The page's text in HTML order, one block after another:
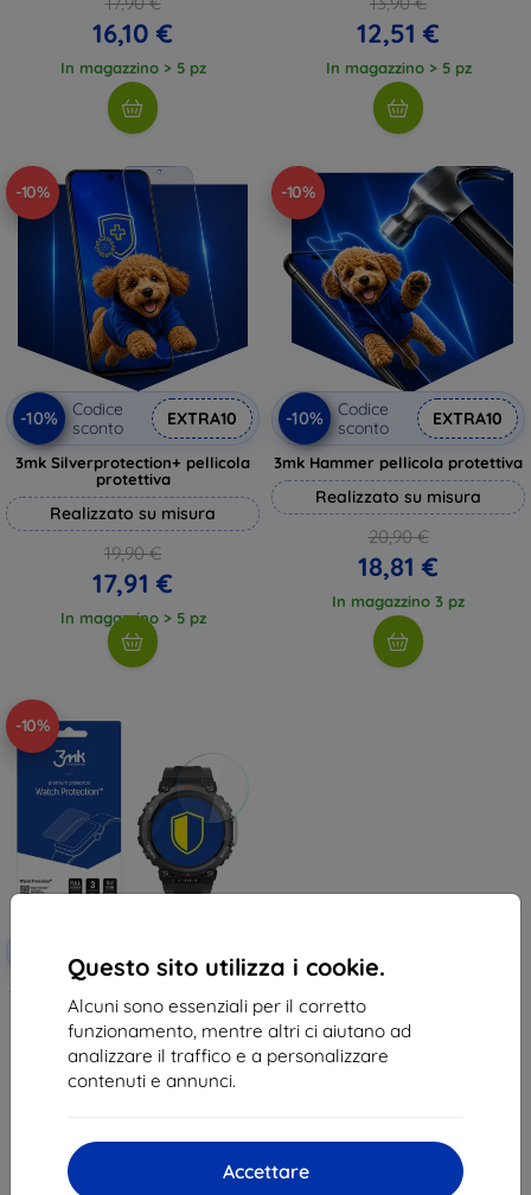
Questo sito utilizza i cookie.
Alcuni sono essenziali per il corretto
funzionamento, mentre altri ci aiutano ad
analizzare il traffico e a personalizzare
contenuti e annunci.
Accettare
16,10 €
In magazzino > 5 pz
12,51 €
In magazzino > 5 pz
-10%
-10%
Codice
sconto
EXTRA10
3mk Silverprotection+ pellicola
protettiva
Realizzato su misura
19,90 €
17,91 €
In magazzino > 5 pz
-10%
-10%
Codice
sconto
EXTRA10
3mk Hammer pellicola protettiva
Realizzato su misura
20,90 €
18,81 €
In magazzino 3 pz
-10%
sconto
3MK FlexibleGlass Watch Amazfit
T-Rex 2 vetro ibrido
11,90 €
10,71 €